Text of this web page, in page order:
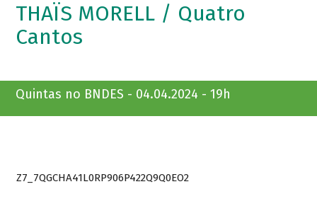
THAÏS MORELL / Quatro
Cantos
Quintas no BNDES - 04.04.2024 - 19h
Z7_7QGCHA41L0RP906P422Q9Q0EO2